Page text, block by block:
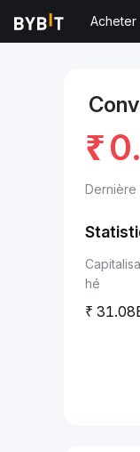
₹
Dernière
hé